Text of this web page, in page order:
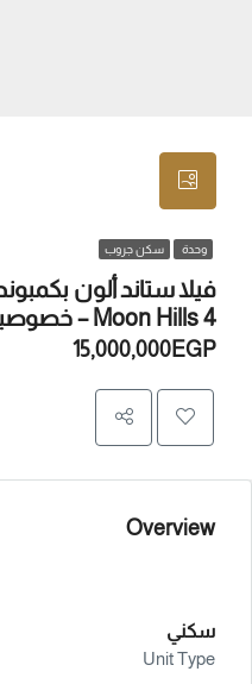
وحدة سكن جروب
فيلا ستاند ألون
Moon Hills 4 – خصوصية كاملة وتصميم فخم
15,000,000EGP
Overview
سكني
Unit Type